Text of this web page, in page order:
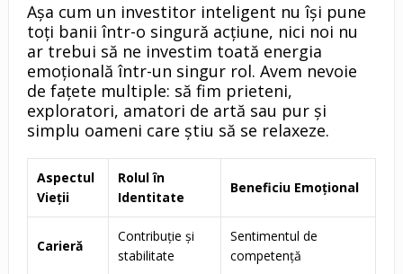
Așa cum un investitor inteligent nu își pune
toți banii într-o singură acțiune, nici noi nu
ar trebui să ne investim toată energia
emoțională într-un singur rol. Avem nevoie
de fațete multiple: să fim prieteni,
exploratori, amatori de artă sau pur și
simplu oameni care știu să se relaxeze.
Aspectul
Vieții
Rolul în
Identitate
Beneficiu Emoțional
Carieră
Contribuție și
stabilitate
Sentimentul de
competență